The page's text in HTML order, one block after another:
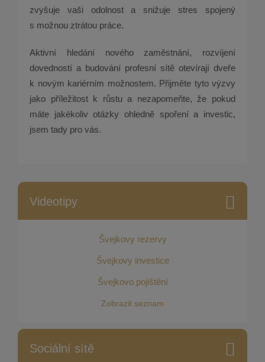
zvyšuje vaši odolnost a snižuje stres spojený
s možnou ztrátou práce.
Aktivní hledání nového zaměstnání, rozvíjení
dovedností a budování profesní sítě otevírají dveře
k novým kariérním možnostem. Přijměte tyto výzvy
jako příležitost k růstu a nezapomeňte, že pokud
máte jakékoliv otázky ohledně spoření a investic,
jsem tady pro vás.
Videotipy
Švejkovy rezervy
Švejkovy investice
Švejkovo pojištění
Zobrazit seznam
Sociální sítě